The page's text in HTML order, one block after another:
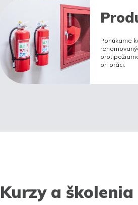
Ponúkame
pri práci.
Kurzy a školenia